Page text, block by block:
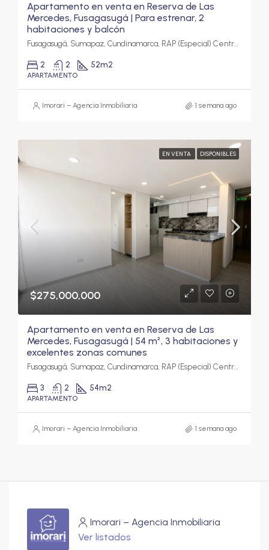
Apartamento en venta en Reserva de Las
Mercedes, Fusagasugá | Para estrenar, 2
habitaciones y balcón
Fusagasugá, Sumapaz, Cundinamarca, RAP (Especial) Central, Colombia
2 2 52m2
APARTAMENTO
Imorari – Agencia Inmobiliaria 1 semana ago
EN VENTA DISPONIBLES
$275,000,000
Apartamento en venta en Reserva de Las
Mercedes, Fusagasugá | 54 m², 3 habitaciones y
excelentes zonas comunes
Fusagasugá, Sumapaz, Cundinamarca, RAP (Especial) Central, Colombia
3 2 54m2
APARTAMENTO
Imorari – Agencia Inmobiliaria 1 semana ago
Imorari – Agencia Inmobiliaria
Ver listados